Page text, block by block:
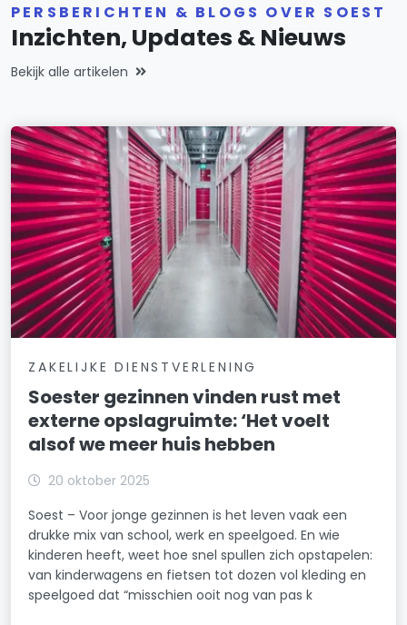
PERSBERICHTEN & BLOGS OVER SOEST
Inzichten, Updates & Nieuws
Bekijk alle artikelen
ZAKELIJKE DIENSTVERLENING
Soester gezinnen vinden rust met
externe opslagruimte: ‘Het voelt
alsof we meer huis hebben
20 oktober 2025
Soest – Voor jonge gezinnen is het leven vaak een
drukke mix van school, werk en speelgoed. En wie
kinderen heeft, weet hoe snel spullen zich opstapelen:
van kinderwagens en fietsen tot dozen vol kleding en
speelgoed dat “misschien ooit nog van pas k